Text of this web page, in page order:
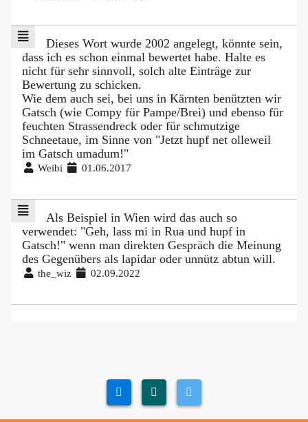
Dieses Wort wurde 2002 angelegt, könnte sein,
dass ich es schon einmal bewertet habe. Halte es
nicht für sehr sinnvoll, solch alte Einträge zur
Bewertung zu schicken.
Wie dem auch sei, bei uns in Kärnten benützten wir
Gatsch (wie Compy für Pampe/Brei) und ebenso für
feuchten Strassendreck oder für schmutzige
Schneetaue, im Sinne von "Jetzt hupf net olleweil
im Gatsch umadum!"
Weibi 01.06.2017
Als Beispiel in Wien wird das auch so
verwendet: "Geh, lass mi in Rua und hupf in
Gatsch!" wenn man direkten Gespräch die Meinung
des Gegenübers als lapidar oder unnütz abtun will.
the_wiz 02.09.2022